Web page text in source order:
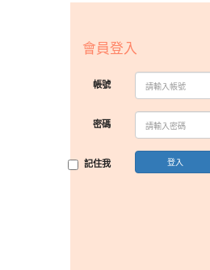
會員登入
帳號
密碼
記住我 登入